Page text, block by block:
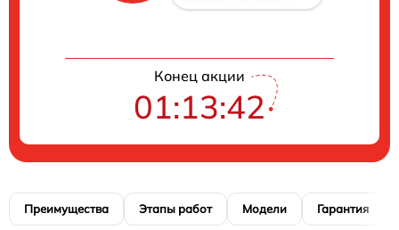
Конец акции
01:13:41
Преимущества Этапы работ Модели Гарантия